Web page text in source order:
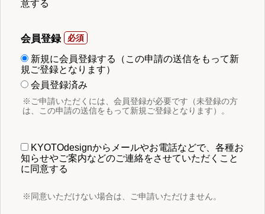
意する
会員登録
新規に会員登録する（この申請の送信をもって新
規ご登録となります）
会員登録済み
※ご申請いただくには、会員登録が必要です（未登録の方
は、この申請の送信をもって新規ご登録となります）。
KYOTOdesignからメールやお電話などで、各種お
知らせやご案内などのご連絡をさせていただくこと
に同意する
※同意いただけない場合は、ご申請いただけません。